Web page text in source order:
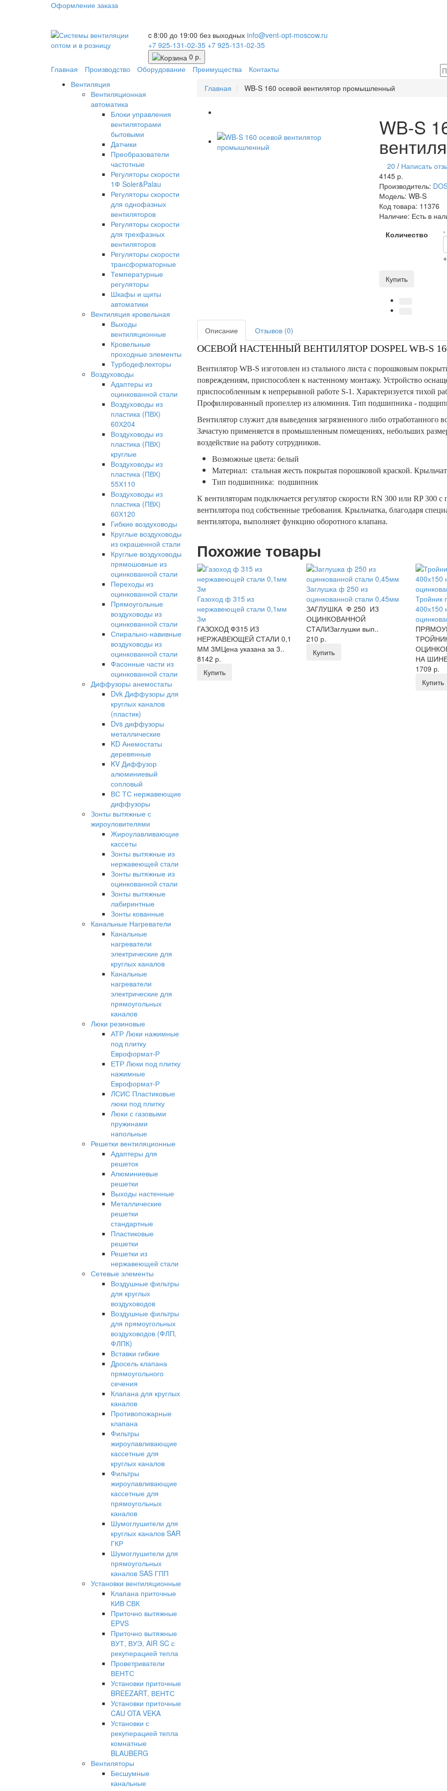
Оформление заказа
c 8:00 до 19:00 без выходных info@vent-opt-moscow.ru
+7 925-131-02-35 +7 925-131-02-35
0 р.
Главная
Производство Оборудование Преимущества
Контакты
Вентиляция
Вентиляционная
автоматика
Блоки управления
вентиляторами
бытовыми
Датчики
Преобразователи
частотные
Регуляторы скорости
1Ф Soler&Palau
Регуляторы скорости
для однофазных
вентиляторов
Регуляторы скорости
для трехфазных
вентиляторов
Регуляторы скорости
трансформаторные
Температурные
регуляторы
Шкафы и щиты
автоматики
Вентиляция кровельная
Выходы
вентиляционные
Кровельные
проходные элементы
Турбодефлекторы
Воздуховоды
Адаптеры из
оцинкованной стали
Воздуховоды из
пластика (ПВХ)
60Х204
Воздуховоды из
пластика (ПВХ)
круглые
Воздуховоды из
пластика (ПВХ)
55Х110
Воздуховоды из
пластика (ПВХ)
60Х120
Гибкие воздуховоды
Круглые воздуховоды
из окрашенной стали
Круглые воздуховоды
прямошовные из
оцинкованной стали
Переходы из
оцинкованной стали
Прямоугольные
воздуховоды из
оцинкованной стали
Спирально-навивные
воздуховоды из
оцинкованной стали
Фасонные части из
оцинкованной стали
Диффузоры анемостаты
Dvk Диффузоры для
круглых каналов
(пластик)
Dvs диффузоры
металлические
KD Анемостаты
деревянные
KV Диффузор
алюминиевый
сопловый
ВС ТС нержавеющие
диффузоры
Зонты вытяжные с
жироуловителями
Жироулавливающие
кассеты
Зонты вытяжные из
нержавеющей стали
Зонты вытяжные из
оцинкованной стали
Зонты вытяжные
лабиринтные
Зонты кованные
Канальные Нагреватели
Канальные
нагреватели
электрические для
круглых каналов
Канальные
нагреватели
электрические для
прямоугольных
каналов
Люки резиновые
АТР Люки нажимные
под плитку
Евроформат-Р
ЕТР Люки под плитку
нажимные
Евроформат-Р
ЛСИС Пластиковые
люки под плитку
Люки с газовыми
пружинами
напольные
Решетки вентиляционные
Адаптеры для
решеток
Алюминиевые
решетки
Выходы настенные
Металлические
решетки
стандартные
Пластиковые
решетки
Решетки из
нержавеющей стали
Сетевые элементы
Воздушные фильтры
для круглых
воздуховодов
Воздушные фильтры
для прямоугольных
воздуховодов (ФЛП,
ФЛПК)
Вставки гибкие
Дросель клапана
прямоугольного
сечения
Клапана для круглых
каналов
Противопожарные
клапана
Фильтры
жироулавливающие
кассетные для
круглых каналов
Фильтры
жироулавливающие
кассетные для
прямоугольных
каналов
Шумоглушители для
круглых каналов SAR
ГКР
Шумоглушители для
прямоугольных
каналов SAS ГПП
Установки вентиляционные
Клапана приточные
КИВ СВК
Приточно вытяжные
EPVS
Приточно вытяжные
ВУТ, ВУЭ, AIR SC с
рекуперацией тепла
Проветриватели
ВЕНТС
Установки приточные
BREEZART, ВЕНТС
Установки приточные
CAU OTA VEKA
Установки с
рекуперацией тепла
комнатные
BLAUBERG
Вентиляторы
Бесшумные
канальные
Главная WB-S 160 осевой вентилятор промышленный
WB-S
20 / Написать
4145 р.
Производитель:
Модель:WB-S
Код товара: 11376
Наличие: Есть в
Количество
-
+
Купить
Описание Отзывов (0)
ОСЕВОЙ НАСТЕННЫЙ ВЕНТИЛЯТОР DOSPEL WB-S
Вентилятор WB-S изготовлен из стального листа с порошковым
повреждениям, приспособлен к настенному монтажу. Устройство
приспособленным к непрерывной работе S-1. Характеризуется тихой
Профилированный пропеллер из алюминия. Тип подшипника -
Вентилятор служит для выведения загрязненного либо отработанного
Зачастую применяется в промышленным помещениях, небольших
воздействие на работу сотрудников.
Возможные цвета: белый
Материал: стальная жесть покрытая порошковой краской.
Тип подшипника: подшипник
К вентиляторам подключается регулятор скорости RN 300 или RP 300
вентилятора под собственные требования. Крыльчатка, благодаря
вентилятора, выполняет функцию оборотного клапана.
Похожие товары
Газоход ф 315 из
нержавеющей стали 0,1мм
3м
ГАЗОХОД Ф315 ИЗ
НЕРЖАВЕЮЩЕЙ СТАЛИ 0,1
ММ 3МЦена указана за 3..
8142 р.
Купить
Заглушка ф 250 из
оцинкованной стали 0,45мм
ЗАГЛУШКА Ф 250 ИЗ
ОЦИНКОВАННОЙ
СТАЛИЗаглушки вып..
210 р.
Купить
Тройник
400х150
НА
1709 р.
Купить